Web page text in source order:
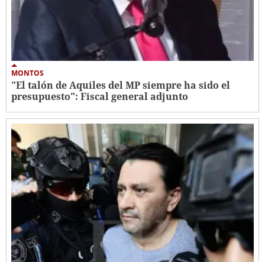
MONTOS
"El talón de Aquiles del MP siempre ha sido el
presupuesto": Fiscal general adjunto